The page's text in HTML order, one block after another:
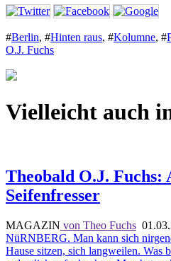
#Berlin, #Hinten raus, #Kolumne, #
O.J. Fuchs
Vielleicht auch
Theobald O.J.
Seifenfresser
MAGAZIN von Theo Fuchs
NüRNBERG. Man kann sich
Hause sitzen, sich langweilen. Was